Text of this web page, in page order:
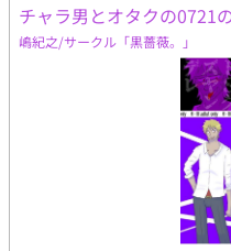
チャラ男とオタクの0721
嶋紀之/サークル「黒薔薇。」